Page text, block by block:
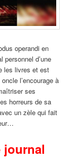
operandi en
personnel d’une
les livres et est
l’encourage à
ses
horreurs de sa
un zèle qui fait
journal